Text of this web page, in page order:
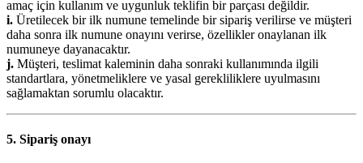
amaç için kullanım ve uygunluk teklifin bir parçası değildir.
i. Üretilecek bir ilk numune temelinde bir sipariş verilirse ve müşteri
daha sonra ilk numune onayını verirse, özellikler onaylanan ilk
numuneye dayanacaktır.
j. Müşteri, teslimat kaleminin daha sonraki kullanımında ilgili
standartlara, yönetmeliklere ve yasal gerekliliklere uyulmasını
sağlamaktan sorumlu olacaktır.
5. Sipariş onayı